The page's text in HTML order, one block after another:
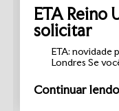
ETA Reino
solicitar
ETA: novidade
Londres Se
Continuar lendo